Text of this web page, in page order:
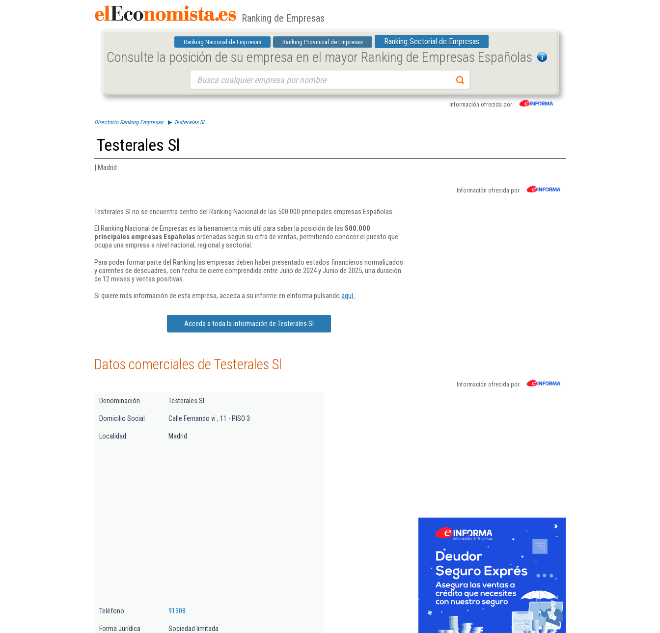
Ranking de Empresas
Ranking Nacional de Empresas Ranking Provincial de Empresas Ranking Sectorial de Empresas
Consulte la posición de su empresa en el mayor Ranking de Empresas Españolas
Información ofrecida por
Directorio Ranking Empresas Testerales Sl
Testerales Sl
| Madrid
Información ofrecida por
Testerales Sl no se encuentra dentro del Ranking Nacional de las 500.000 principales empresas Españolas.
El Ranking Nacional de Empresas es la herramienta más útil para saber la posición de las 500.000
principales empresas Españolasordenadas según su cifra de ventas, permitiendo conocer el puesto que
ocupa una empresa a nivel nacional, regional y sectorial.
Para poder formar parte del Ranking las empresas deben haber presentado estados financieros normalizados
y carentes de descuadres, con fecha de cierre comprendida entre Julio de 2024 y Junio de 2025, una duración
de 12 meses y ventas positivas.
Si quiere más información de esta empresa, acceda a su informe en eInforma pulsando aquí.
Acceda a toda la información de Testerales Sl
Datos comerciales de Testerales Sl
Información ofrecida por
Denominación Testerales Sl
Domicilio Social Calle Fernando vi , 11 - PISO 3
Localidad Madrid
Teléfono 91308...
Forma Jurídica Sociedad limitada